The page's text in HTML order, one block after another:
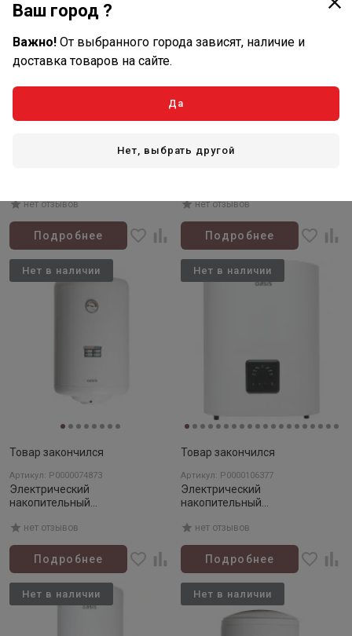
нет отзывов
Подробнее
Артикул: Р0000163150
нет отзывов
Подробнее
Товар закончился
Артикул: Р0000074873
Электрический
накопительный
нет отзывов
Подробнее
Нет в наличии
Товар закончился
Артикул: Р0000106377
Электрический
накопительный
нет отзывов
Подробнее
Нет в наличии
Нет в наличии Нет в наличии
Ваш город ?
Важно! От выбранного города зависят, наличие и
доставка товаров на сайте.
Да
Нет, выбрать другой